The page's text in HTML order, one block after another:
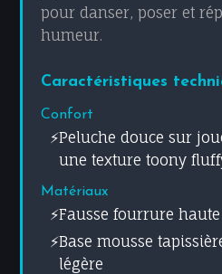
pour danser, poser et
humeur.
Caractéristiques
Confort
Peluche douce sur
une texture toony
Matériaux
Fausse fourrure
Base mousse
légère